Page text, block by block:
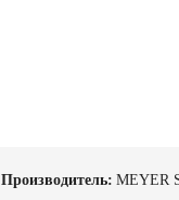
Производитель: MEYER